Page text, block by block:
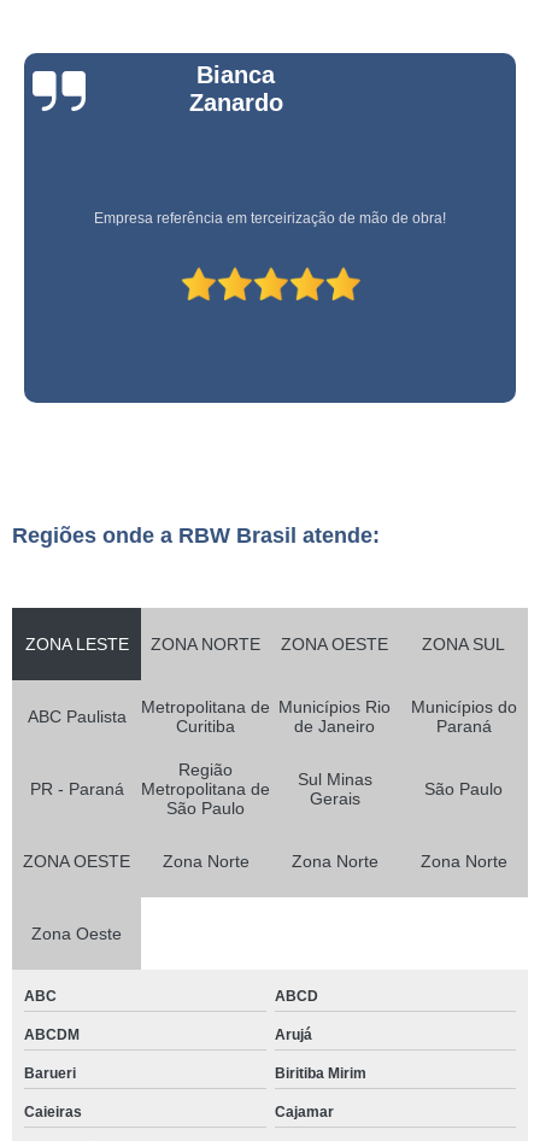
Bianca
Zanardo
Empresa referência em terceirização de mão de obra!
Regiões onde a RBW Brasil atende:
ZONA LESTE ZONA NORTE ZONA OESTE ZONA SUL
ABC Paulista
Metropolitana de
Curitiba
Municípios Rio
de Janeiro
Municípios do
Paraná
PR - Paraná
Região
Metropolitana de
São Paulo
Sul Minas
Gerais
São Paulo
ZONA OESTE Zona Norte Zona Norte Zona Norte
Zona Oeste
ABC ABCD
ABCDM Arujá
Barueri Biritiba Mirim
Caieiras Cajamar